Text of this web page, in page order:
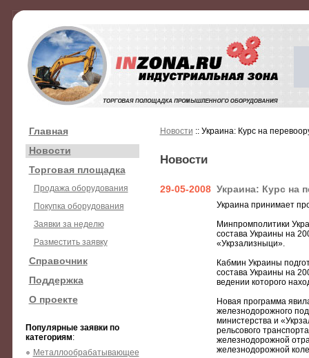
Главная
Новости
Торговая площадка
Продажа оборудования
Покупка оборудования
Заявки за неделю
Разместить заявку
Справочник
Поддержка
О проекте
Популярные заявки по
категориям:
Металлообрабатывающее
Новости :: Украина: Курс на
Новости
29-05-2008 Украина: Курс на
Украина принимает
Минпромполитики
состава Украины на
«Укрзализныци».
Кабмин Украины
состава Украины на
ведении которого
Новая программа
железнодорожного
министерства и
рельсового
железнодорожной
железнодорожной